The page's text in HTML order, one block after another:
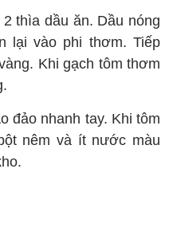
thìa dầu ăn. Dầu nóng
lại vào phi thơm. Tiếp
Khi gạch tôm thơm
đảo nhanh tay. Khi tôm
nêm và ít nước màu